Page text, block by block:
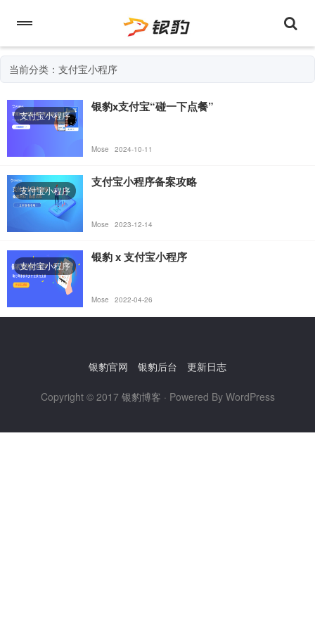
当前分类：支付宝小程序
支付宝小程序
银豹x支付宝“碰一下点餐”
Mose 2024-10-11
支付宝小程序
支付宝小程序备案攻略
Mose 2023-12-14
支付宝小程序
银豹 x 支付宝小程序
Mose 2022-04-26
银豹官网 银豹后台 更新日志
Copyright © 2017 银豹博客 · Powered By WordPress